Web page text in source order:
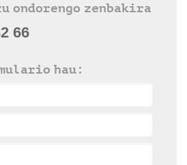
ondorengo zenbakira
66
hau: